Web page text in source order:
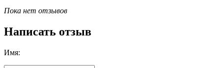
Пока нет отзывов
Написать отзыв
Имя: